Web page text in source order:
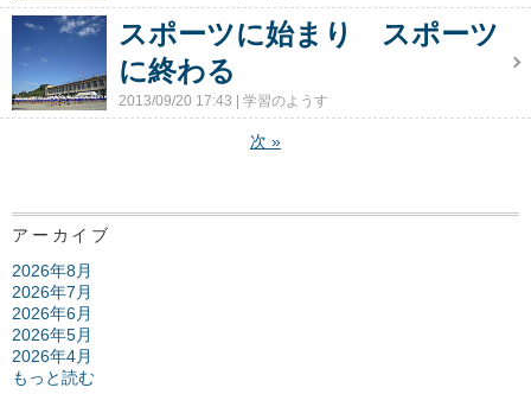
スポーツに始まり スポーツ
に終わる
2013/09/20 17:43 学習のようす
次 »
アーカイブ
2026年8月
2026年7月
2026年6月
2026年5月
2026年4月
もっと読む